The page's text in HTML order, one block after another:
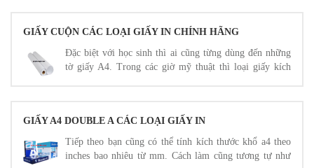
GIẤY CUỘN CÁC LOẠI GIẤY IN CHÍNH HÃNG
Đặc biệt với học sinh thì ai cũng từng dùng đến những
tờ giấy A4. Trong các giờ mỹ thuật thì loại giấy kích
GIẤY A4 DOUBLE A CÁC LOẠI GIẤY IN
Tiếp theo bạn cũng có thể tính kích thước khổ a4 theo
inches bao nhiêu từ mm. Cách làm cũng tương tự như